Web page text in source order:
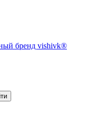
бренд vishivk®